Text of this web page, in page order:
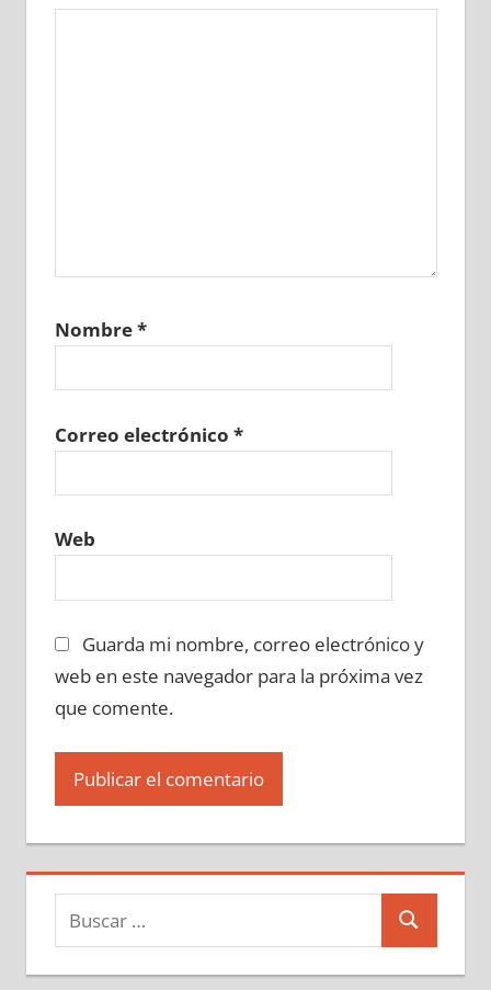
Nombre*
Correo electrónico *
Web
Guarda mi nombre, correo electrónico y
web en este navegador para la próxima vez
que comente.
Buscar